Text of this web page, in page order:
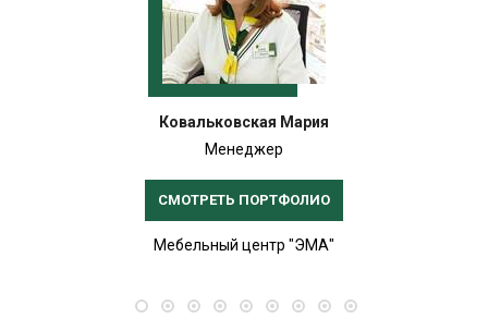
Ковальковская Мария
Менеджер
СМОТРЕТЬ ПОРТФОЛИО
Мебельный центр "ЭМА"